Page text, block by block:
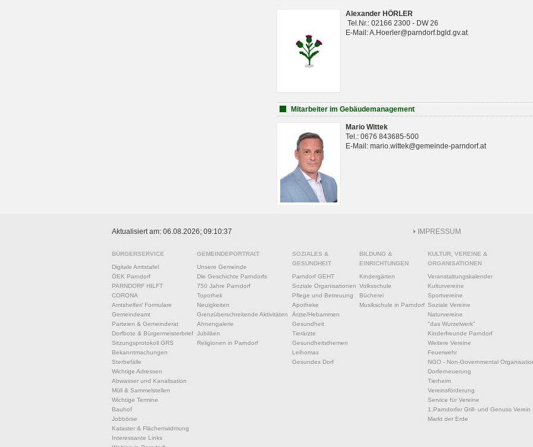
Alexander HÖRLER
Tel.Nr.: 02166 2300 - DW 26
E-Mail: A.Hoerler@parndorf.bgld.gv.at
Mitarbeiter im Gebäudemanagement
Mario Wittek
Tel.: 0676 843685-500
E-Mail: mario.wittek@gemeinde-parndorf.at
Aktualisiert am: 06.08.2026; 09:10:37 IMPRESSUM
BÜRGERSERVICE
Digitale Amtstafel
ÖEK Parndorf
PARNDORF HILFT
CORONA
Amtshelfer/ Formulare
Gemeindeamt
Parteien & Gemeinderat
Dorfbote & Bürgermeisterbrief
Sitzungsprotokoll GRS
Bekanntmachungen
Sterbefälle
Wichtige Adressen
Abwasser und Kanalisation
Müll & Sammelstellen
Wichtige Termine
Bauhof
Jobbörse
Kataster & Flächenwidmung
Interessante Links
GEMEINDEPORTRAIT
Unsere Gemeinde
Die Geschichte Parndorfs
750 Jahre Parndorf
Topothek
Neuigkeiten
Grenzüberschreitende Aktivitäten
Ahnengalerie
Jubiläen
Religionen in Parndorf
SOZIALES &
GESUNDHEIT
Parndorf GEHT
Soziale Organisationen
Pflege und Betreuung
Apotheke
Ärzte/Hebammen
Gesundheit
Tierärzte
Gesundheitsthemen
Leihomas
Gesundes Dorf
BILDUNG &
EINRICHTUNGEN
Kindergärten
Volksschule
Bücherei
Musikschule in Parndorf
KULTUR, VEREINE &
ORGANISATIONEN
Veranstaltungskalender
Kulturvereine
Sportvereine
Soziale Vereine
Naturvereine
"das Wurzelwerk"
Kinderfreunde Parndorf
Weitere Vereine
Feuerwehr
NGO - Non-Governmental
Dorferneuerung
Tierheim
Vereinsförderung
Service für Vereine
1.Parndorfer Grill- und Genuss Verein
Markt der Erde